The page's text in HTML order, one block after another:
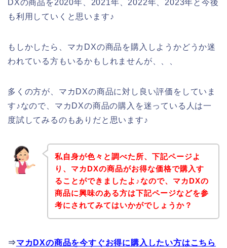
DXの商品を2020年、2021年、2022年、2023年と今後
も利用していくと思います♪
もしかしたら、マカDXの商品を購入しようかどうか迷
われている方もいるかもしれませんが、、、
多くの方が、マカDXの商品に対し良い評価をしていま
す♪なので、マカDXの商品の購入を迷っている人は一
度試してみるのもありだと思います♪
私自身が色々と調べた所、下記ページよ
り、マカDXの商品がお得な価格で購入す
ることができましたよ♪なので、マカDXの
商品に興味のある方は下記ページなどを参
考にされてみてはいかがでしょうか？
⇒マカDXの商品を今すぐお得に購入したい方はこちら